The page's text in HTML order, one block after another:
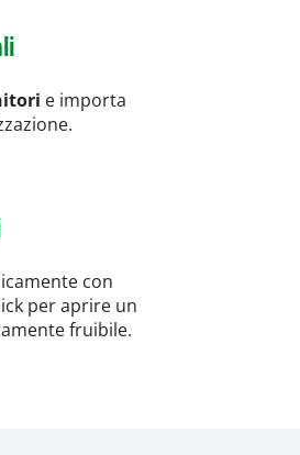
e importa
con
per aprire un
fruibile.